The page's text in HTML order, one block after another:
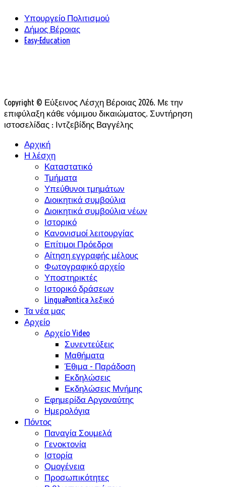
Υπουργείο Πολιτισμού
Δήμος Βέροιας
Easy-Education
Copyright © Εύξεινος Λέσχη Βέροιας 2026. Με την
επιφύλαξη κάθε νόμιμου δικαιώματος. Συντήρηση
ιστοσελίδας : Ιντζεβίδης Βαγγέλης
Αρχική
Η λέσχη
Καταστατικό
Τμήματα
Υπεύθυνοι τμημάτων
Διοικητικά συμβούλια
Διοικητικά συμβούλια νέων
Ιστορικό
Κανονισμοί λειτουργίας
Επίτιμοι Πρόεδροι
Αίτηση εγγραφής μέλους
Φωτογραφικό αρχείο
Υποστηρικτές
Ιστορικό δράσεων
LinguaPontica λεξικό
Τα νέα μας
Αρχείο
Αρχείο Video
Συνεντεύξεις
Μαθήματα
Έθιμα - Παράδοση
Εκδηλώσεις
Εκδηλώσεις Μνήμης
Εφημερίδα Αργοναύτης
Ημερολόγια
Πόντος
Παναγία Σουμελά
Γενοκτονία
Ιστορία
Ομογένεια
Προσωπικότητες